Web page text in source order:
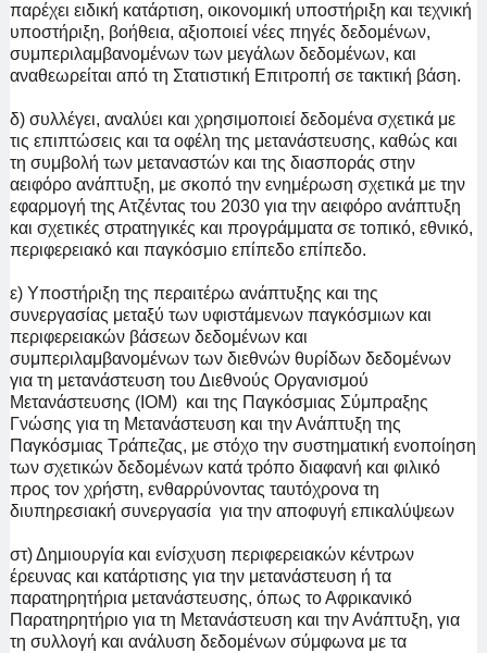
παρέχει ειδική κατάρτιση, οικονομική υποστήριξη και τεχνική
υποστήριξη, βοήθεια, αξιοποιεί νέες πηγές δεδομένων,
συμπεριλαμβανομένων των μεγάλων δεδομένων, και
αναθεωρείται από τη Στατιστική Επιτροπή σε τακτική βάση.
δ) συλλέγει, αναλύει και χρησιμοποιεί δεδομένα σχετικά με
τις επιπτώσεις και τα οφέλη της μετανάστευσης, καθώς και
τη συμβολή των μεταναστών και της διασποράς στην
αειφόρο ανάπτυξη, με σκοπό την ενημέρωση σχετικά με την
εφαρμογή της Ατζέντας του 2030 για την αειφόρο ανάπτυξη
και σχετικές στρατηγικές και προγράμματα σε τοπικό, εθνικό,
περιφερειακό και παγκόσμιο επίπεδο επίπεδο.
ε) Υποστήριξη της περαιτέρω ανάπτυξης και της
συνεργασίας μεταξύ των υφιστάμενων παγκόσμιων και
περιφερειακών βάσεων δεδομένων και
συμπεριλαμβανομένων των διεθνών θυρίδων δεδομένων
για τη μετανάστευση του Διεθνούς Οργανισμού
Μετανάστευσης (IOM) και της Παγκόσμιας Σύμπραξης
Γνώσης για τη Μετανάστευση και την Ανάπτυξη της
Παγκόσμιας Τράπεζας, με στόχο την συστηματική ενοποίηση
των σχετικών δεδομένων κατά τρόπο διαφανή και φιλικό
προς τον χρήστη, ενθαρρύνοντας ταυτόχρονα τη
διυπηρεσιακή συνεργασία για την αποφυγή επικαλύψεων
στ) Δημιουργία και ενίσχυση περιφερειακών κέντρων
έρευνας και κατάρτισης για την μετανάστευση ή τα
παρατηρητήρια μετανάστευσης, όπως το Αφρικανικό
Παρατηρητήριο για τη Μετανάστευση και την Ανάπτυξη, για
τη συλλογή και ανάλυση δεδομένων σύμφωνα με τα